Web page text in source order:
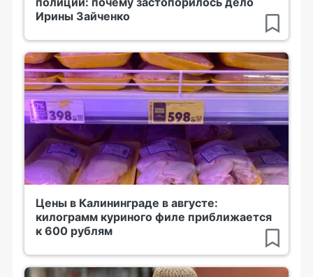
Ирины Зайченко
Цены в Калининграде в августе:
килограмм куриного филе приближается
к 600 рублям